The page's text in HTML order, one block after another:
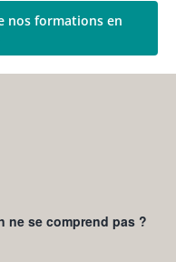
nos formations en
ne se comprend pas ?